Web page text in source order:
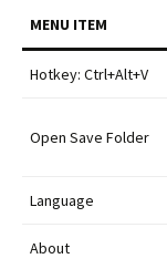
MENU ITEM
Hotkey: Ctrl+Alt+V
Open Save Folder
Language
About